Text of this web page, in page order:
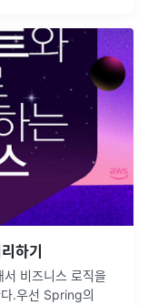
하기
비즈니스 로직을
.우선 Spring의